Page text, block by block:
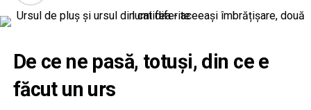
IMAMED; OMV PETROM; MIKO BEAUTY PALACE;
ȘERBAN & ASOCIAȚII; ESTEEM BODY SCULPT & SPA;
MATEI BASARAB; THE COFFEE HOUSE; CLAUMAR
PESCAR; UNIVERSITATEA DE ȘTIINȚE AGRONOMICE
ȘI MEDICINĂ VETERINARĂ BUCUREȘTI
Cu râs pe săturate, surprize și personaje pline de viață,
comedia independentă„În pielea mea”intră în
cinematografele din toată țara din 10 februarie.
De ce ne pasă, totuși, din ce e
făcut un urs